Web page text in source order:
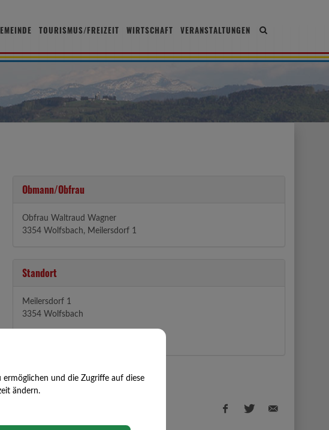
Site
toggle
TOURISMUS/FREIZEIT WIRTSCHAFT VERANSTALTUNGEN
Obmann/Obfrau
Obfrau Waltraud Wagner
3354 Wolfsbach, Meilersdorf 1
Standort
Meilersdorf 1
3354 Wolfsbach
und die Zugriffe auf diese
ändern.